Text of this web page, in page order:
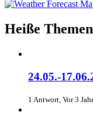
Heiße Themen
24.05.-
1 Antwort, Vor 3